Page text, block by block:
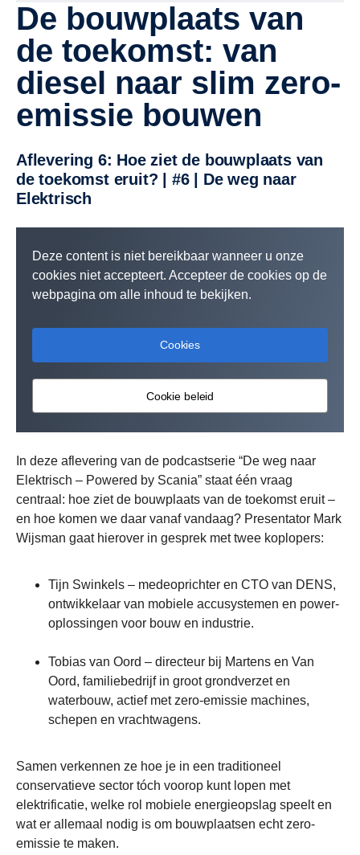
De bouwplaats van
de toekomst: van
diesel naar slim zero-
emissie bouwen
Aflevering 6: Hoe ziet de bouwplaats van
de toekomst eruit? | #6 | De weg naar
Elektrisch
Deze content is niet bereikbaar wanneer u onze
cookies niet accepteert. Accepteer de cookies op de
webpagina om alle inhoud te bekijken.
Cookies
Cookie beleid
In deze aflevering van de podcastserie “De weg naar
Elektrisch – Powered by Scania” staat één vraag
centraal: hoe ziet de bouwplaats van de toekomst eruit –
en hoe komen we daar vanaf vandaag? Presentator Mark
Wijsman gaat hierover in gesprek met twee koplopers:
Tijn Swinkels – medeoprichter en CTO van DENS,
ontwikkelaar van mobiele accusystemen en power-
oplossingen voor bouw en industrie.
Tobias van Oord – directeur bij Martens en Van
Oord, familiebedrijf in groot grondverzet en
waterbouw, actief met zero-emissie machines,
schepen en vrachtwagens.
Samen verkennen ze hoe je in een traditioneel
conservatieve sector tóch voorop kunt lopen met
elektrificatie, welke rol mobiele energieopslag speelt en
wat er allemaal nodig is om bouwplaatsen echt zero-
emissie te maken.